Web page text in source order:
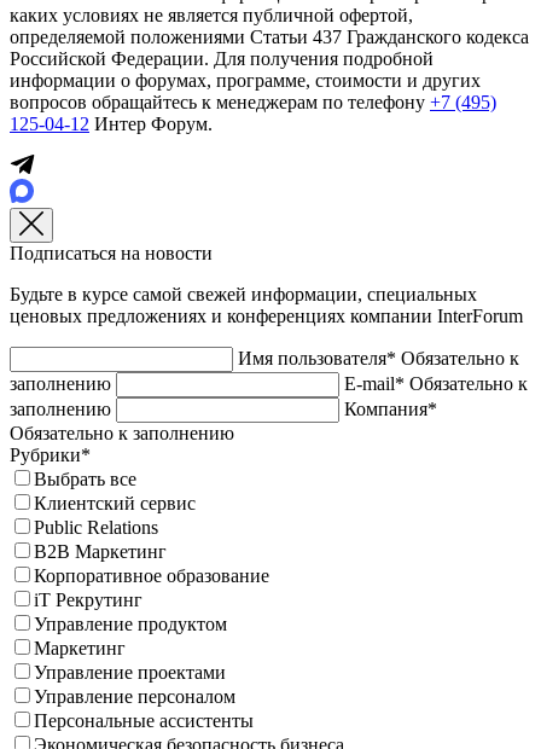
каких условиях не является публичной офертой,
определяемой положениями Статьи 437 Гражданского кодекса
Российской Федерации. Для получения подробной
информации о форумах, программе, стоимости и других
вопросов обращайтесь к менеджерам по телефону +7 (495)
125-04-12 Интер Форум.
Подписаться на новости
Будьте в курсе самой свежей информации, специальных
ценовых предложениях и конференциях компании InterForum
Имя пользователя* Обязательно к
заполнению
E-mail* Обязательно к
заполнению
Компания*
Обязательно к заполнению
Рубрики*
Выбрать все
Клиентский сервис
Public Relations
B2B Маркетинг
Корпоративное образование
iT Рекрутинг
Управление продуктом
Маркетинг
Управление проектами
Управление персоналом
Персональные ассистенты
Экономическая безопасность бизнеса